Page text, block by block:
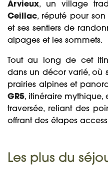
Arvieux, un village
Ceillac, réputé pour
et ses sentiers de
alpages et les sommets.
Tout au long de cet
dans un décor varié, où
prairies alpines et
GR5, itinéraire mythique,
traversée, reliant des
offrant des étapes
Les plus du